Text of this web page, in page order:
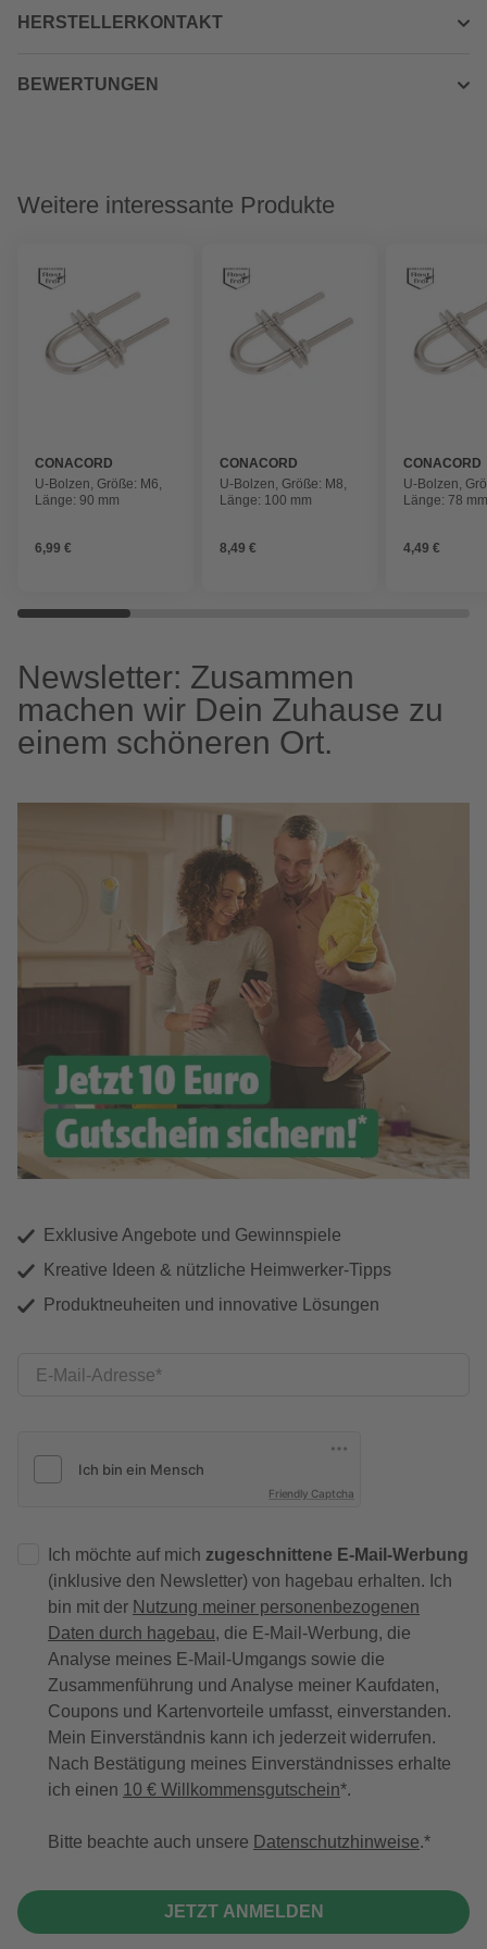
HERSTELLERKONTAKT
BEWERTUNGEN
Weitere interessante Produkte
CONACORD
U-Bolzen, Größe: M6,
Länge: 90 mm
6,99 €
CONACORD
U-Bolzen, Größe: M8,
Länge: 100 mm
8,49 €
CONACORD
U-Bolzen,
Länge: 78
4,49 €
Newsletter: Zusammen
machen wir Dein Zuhause zu
einem schöneren Ort.
Exklusive Angebote und Gewinnspiele
Kreative Ideen & nützliche Heimwerker-Tipps
Produktneuheiten und innovative Lösungen
E-Mail-Adresse
Friendly Captcha
Ich möchte auf mich zugeschnittene E-Mail-Werbung
(inklusive den Newsletter) von hagebau erhalten. Ich
bin mit der Nutzung meiner personenbezogenen
Daten durch hagebau, die E-Mail-Werbung, die
Analyse meines E-Mail-Umgangs sowie die
Zusammenführung und Analyse meiner Kaufdaten,
Coupons und Kartenvorteile umfasst, einverstanden.
Mein Einverständnis kann ich jederzeit widerrufen.
Nach Bestätigung meines Einverständnisses erhalte
ich einen 10 € Willkommensgutschein*.
Bitte beachte auch unsere Datenschutzhinweise.
JETZT ANMELDEN